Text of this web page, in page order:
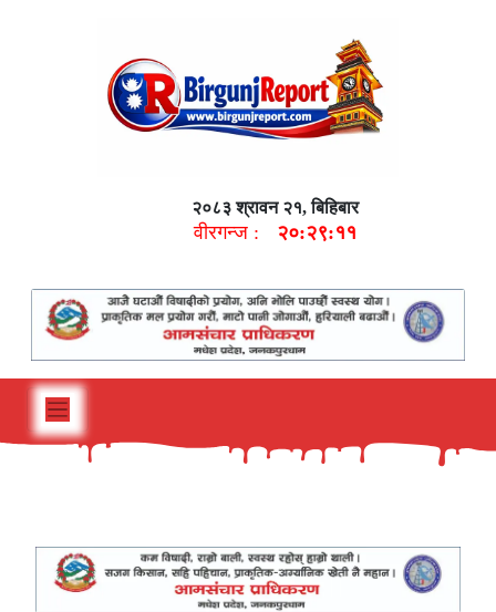
२०८३ श्रावन २१, बिहिबार
वीरगन्ज : २०:२९:१२